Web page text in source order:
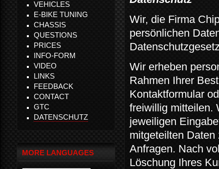
Wir, die Firma
persönlichen
Wir erheben
Rahmen Ihrer
Kontaktformular
freiwillig mitteilen.
jeweiligen
mitgeteilten
Anfragen. Nach
Löschung Ihres
VEHICLES
E-BIKE TUNING
CHASSIS
QUESTIONS
PRICES
INFO-FORM
VIDEO
LINKS
FEEDBACK
CONTACT
GTC
DATENSCHUTZ
MORE LANGUAGES